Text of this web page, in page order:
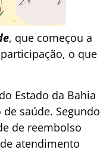
, que começou a
o que
Estado da Bahia
saúde. Segundo
de reembolso
atendimento